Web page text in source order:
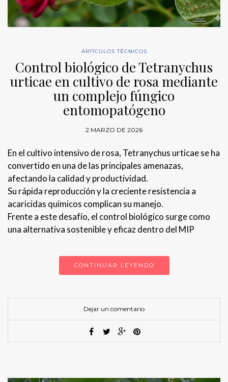
ARTÍCULOS TÉCNICOS
Control biológico de Tetranychus
urticae en cultivo de rosa mediante
un complejo fúngico
entomopatógeno
2 MARZO DE 2026
En el cultivo intensivo de rosa, Tetranychus urticae se ha
convertido en una de las principales amenazas,
afectando la calidad y productividad.
Su rápida reproducción y la creciente resistencia a
acaricidas químicos complican su manejo.
Frente a este desafío, el control biológico surge como
una alternativa sostenible y eficaz dentro del MIP
CONTINUAR LEYENDO
Dejar un comentario